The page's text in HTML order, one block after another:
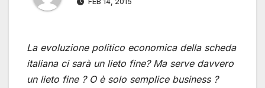
La evoluzione politico economica della scheda
italiana ci sarà un lieto fine? Ma serve davvero
un lieto fine ? O è solo semplice business ?